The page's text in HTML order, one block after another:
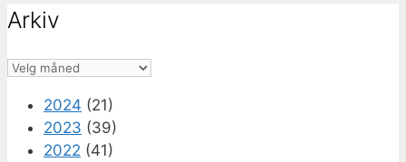
Arkiv
Arkiv
2024 (21)
2023 (39)
2022 (41)